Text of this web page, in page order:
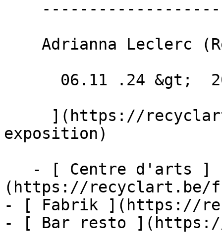
exposition)
(https://recyclart.be/
- [ Fabrik ](https://
- [ Bar resto